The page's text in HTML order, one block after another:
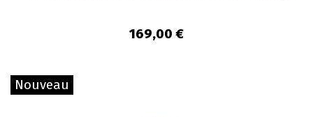
169,00 €
Nouveau